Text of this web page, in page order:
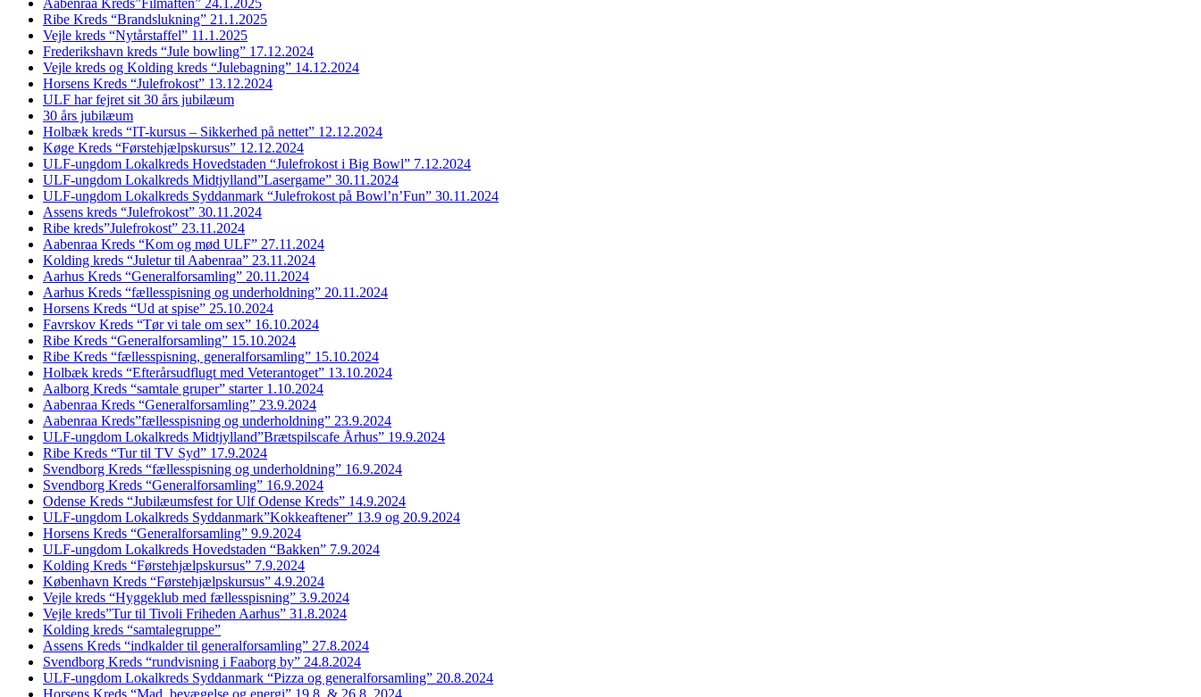
Aabenraa Kreds”Filmaften” 24.1.2025
Ribe Kreds “Brandslukning” 21.1.2025
Vejle kreds “Nytårstaffel” 11.1.2025
Frederikshavn kreds “Jule bowling” 17.12.2024
Vejle kreds og Kolding kreds “Julebagning” 14.12.2024
Horsens Kreds “Julefrokost” 13.12.2024
ULF har fejret sit 30 års jubilæum
30 års jubilæum
Holbæk kreds “IT-kursus – Sikkerhed på nettet” 12.12.2024
Køge Kreds “Førstehjælpskursus” 12.12.2024
ULF-ungdom Lokalkreds Hovedstaden “Julefrokost i Big Bowl” 7.12.2024
ULF-ungdom Lokalkreds Midtjylland”Lasergame” 30.11.2024
ULF-ungdom Lokalkreds Syddanmark “Julefrokost på Bowl’n’Fun” 30.11.2024
Assens kreds “Julefrokost” 30.11.2024
Ribe kreds”Julefrokost” 23.11.2024
Aabenraa Kreds “Kom og mød ULF” 27.11.2024
Kolding kreds “Juletur til Aabenraa” 23.11.2024
Aarhus Kreds “Generalforsamling” 20.11.2024
Aarhus Kreds “fællesspisning og underholdning” 20.11.2024
Horsens Kreds “Ud at spise” 25.10.2024
Favrskov Kreds “Tør vi tale om sex” 16.10.2024
Ribe Kreds “Generalforsamling” 15.10.2024
Ribe Kreds “fællesspisning, generalforsamling” 15.10.2024
Holbæk kreds “Efterårsudflugt med Veterantoget” 13.10.2024
Aalborg Kreds “samtale gruper” starter 1.10.2024
Aabenraa Kreds “Generalforsamling” 23.9.2024
Aabenraa Kreds”fællesspisning og underholdning” 23.9.2024
ULF-ungdom Lokalkreds Midtjylland”Brætspilscafe Århus” 19.9.2024
Ribe Kreds “Tur til TV Syd” 17.9.2024
Svendborg Kreds “fællesspisning og underholdning” 16.9.2024
Svendborg Kreds “Generalforsamling” 16.9.2024
Odense Kreds “Jubilæumsfest for Ulf Odense Kreds” 14.9.2024
ULF-ungdom Lokalkreds Syddanmark”Kokkeaftener” 13.9 og 20.9.2024
Horsens Kreds “Generalforsamling” 9.9.2024
ULF-ungdom Lokalkreds Hovedstaden “Bakken” 7.9.2024
Kolding Kreds “Førstehjælpskursus” 7.9.2024
København Kreds “Førstehjælpskursus” 4.9.2024
Vejle kreds “Hyggeklub med fællesspisning” 3.9.2024
Vejle kreds”Tur til Tivoli Friheden Aarhus” 31.8.2024
Kolding kreds “samtalegruppe”
Assens Kreds “indkalder til generalforsamling” 27.8.2024
Svendborg Kreds “rundvisning i Faaborg by” 24.8.2024
ULF-ungdom Lokalkreds Syddanmark “Pizza og generalforsamling” 20.8.2024